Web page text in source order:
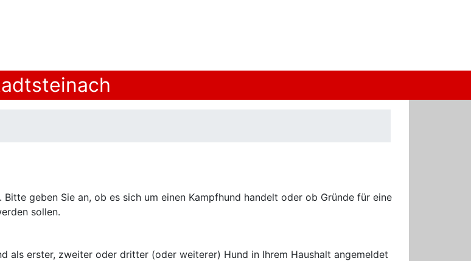
geben Sie an, ob es sich um einen Kampfhund handelt oder ob Gründe für eine
sollen.
als erster, zweiter oder dritter (oder weiterer) Hund in Ihrem Haushalt angemeldet